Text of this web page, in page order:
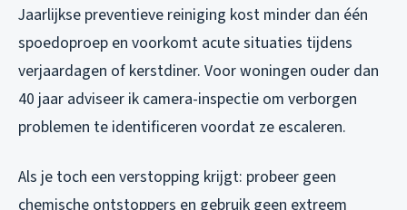
Jaarlijkse preventieve reiniging kost minder dan één
spoedoproep en voorkomt acute situaties tijdens
verjaardagen of kerstdiner. Voor woningen ouder dan
40 jaar adviseer ik camera-inspectie om verborgen
problemen te identificeren voordat ze escaleren.
Als je toch een verstopping krijgt: probeer geen
chemische ontstoppers en gebruik geen extreem